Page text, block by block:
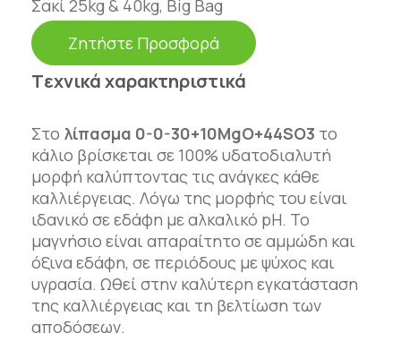
του 0-0-30+10MgO+43SO3 είναι κατάλληλη
για καλλιέργειες απαιτητικές σε κάλιο
όπως τα δένδρα, τα κηπευτικά και τα
ψυχανθή. Επίσης, είναι εγκεκριμένο από την
Ευρωπαϊκή Ένωση Ε.Ε. και μπορεί να
Το κάλιο συμμετέχει στο μεταβολισμό
υδατανθράκων. Συμβάλλει στην αύξηση της
παραγωγής και της ποιότητας των καρπών,
στην περιεκτικότητα των καρπών σε έλαιο
και στη βελτίωση των οργανοληπτικών
χαρακτηριστικών. Ενισχύει την αντίσταση
των φυτών στις ασθένειες και την αντοχή
τους στο αβιοτικό στρες (όπως υψηλή
θερμοκρασία).
Σακί 25kg & 40kg, Big Βag
Ζητήστε Προσφορά
Tεχνικά χαρακτηριστικά
Στο λίπασμα 0-0-30+10MgO+44SO3 το
κάλιο βρίσκεται σε 100% υδατοδιαλυτή
μορφή καλύπτοντας τις ανάγκες κάθε
καλλιέργειας. Λόγω της μορφής του είναι
ιδανικό σε εδάφη με αλκαλικό pH. Το
μαγνήσιο είναι απαραίτητο σε αμμώδη και
όξινα εδάφη, σε περιόδους με ψύχος και
υγρασία. Ωθεί στην καλύτερη εγκατάσταση
της καλλιέργειας και τη βελτίωση των
αποδόσεων.